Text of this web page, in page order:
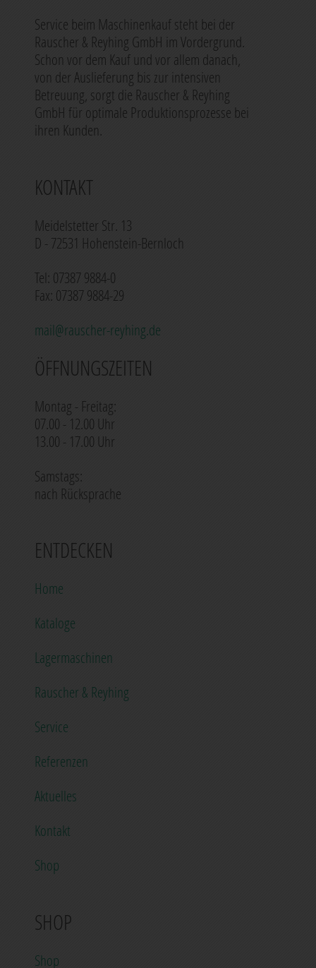
Service beim Maschinenkauf steht bei der
Rauscher & Reyhing GmbH im Vordergrund.
Schon vor dem Kauf und vor allem danach,
von der Auslieferung bis zur intensiven
Betreuung, sorgt die Rauscher & Reyhing
GmbH für optimale Produktionsprozesse bei
ihren Kunden.
KONTAKT
Meidelstetter Str. 13
D - 72531 Hohenstein-Bernloch
Tel: 07387 9884-0
Fax: 07387 9884-29
mail@rauscher-reyhing.de
ÖFFNUNGSZEITEN
Montag - Freitag:
07.00 - 12.00 Uhr
13.00 - 17.00 Uhr
Samstags:
nach Rücksprache
ENTDECKEN
Home
Kataloge
Lagermaschinen
Rauscher & Reyhing
Service
Referenzen
Aktuelles
Kontakt
Shop
SHOP
Shop